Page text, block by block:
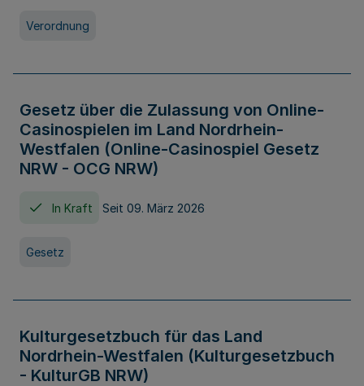
Verordnung
Gesetz über die Zulassung von Online-
Casinospielen im Land Nordrhein-
Westfalen (Online-Casinospiel Gesetz
NRW - OCG NRW)
In Kraft Seit 09. März 2026
Gesetz
Kulturgesetzbuch für das Land
Nordrhein-Westfalen (Kulturgesetzbuch
- KulturGB NRW)